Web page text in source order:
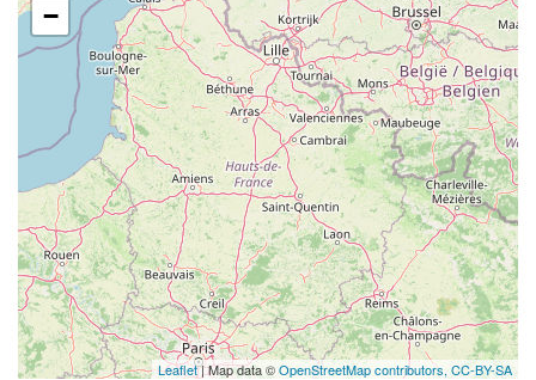
−
Leaflet| Map data ©OpenStreetMap contributors, CC-BY-SA